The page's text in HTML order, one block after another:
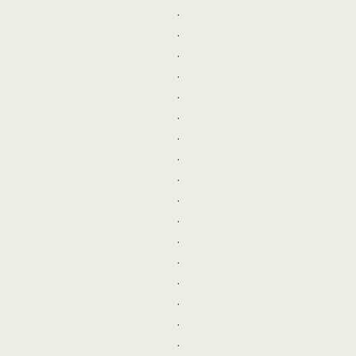
.
.
.
.
.
.
.
.
.
.
.
.
.
.
.
.
.